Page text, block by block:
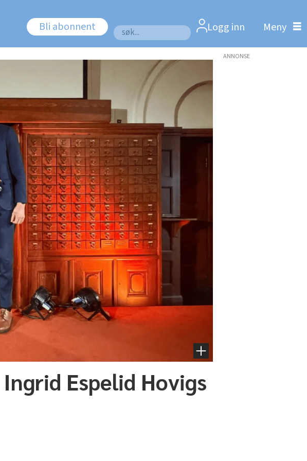
Bli abonnent
Søk
Logg inn
Espelid Hovigs
ANNONSE